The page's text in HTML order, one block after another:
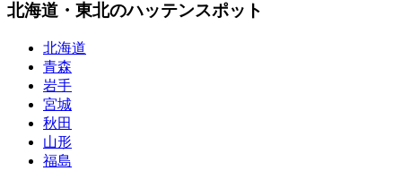
北海道・東北のハッテンスポット
北海道
青森
岩手
宮城
秋田
山形
福島